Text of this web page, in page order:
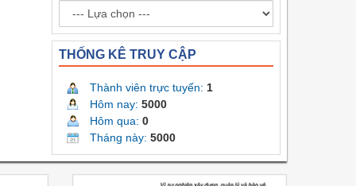
THỐNG KÊ TRUY CẬP
Thành viên trực tuyến: 1
Hôm nay: 5000
Hôm qua: 0
Tháng này: 5000